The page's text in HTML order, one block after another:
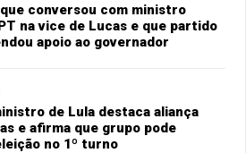
conversou com ministro
na vice de Lucas e que partido
apoio ao governador
de Lula destaca aliança
e afirma que grupo pode
no 1º turno